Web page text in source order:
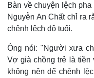
Bàn về chuyện lệch
Nguyễn An Chất chỉ ra
chênh lệch độ tuổi.
Ông nói: "Người xưa
Vợ già chồng trẻ là tiền
không nên để chênh